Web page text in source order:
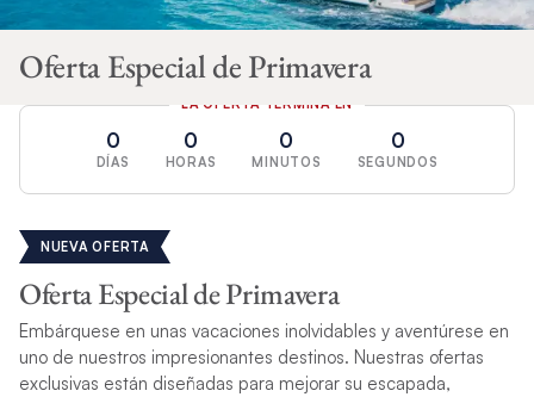
Oferta Especial de Primavera
LA OFERTA TERMINA EN
0
DÍAS
0
HORAS
0
MINUTOS
0
SEGUNDOS
NUEVA OFERTA
Oferta Especial de Primavera
Embárquese en unas vacaciones inolvidables y aventúrese en
uno de nuestros impresionantes destinos. Nuestras ofertas
exclusivas están diseñadas para mejorar su escapada,